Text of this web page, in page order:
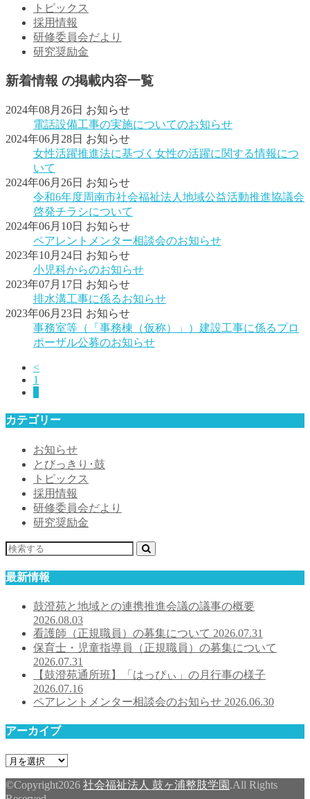
トピックス
採用情報
研修委員会だより
研究奨励金
新着情報 の掲載内容一覧
2024年08月26日 お知らせ
電話設備工事の実施についてのお知らせ
2024年06月28日 お知らせ
女性活躍推進法に基づく女性の活躍に関する情報につ
いて
2024年06月26日 お知らせ
令和6年度周南市社会福祉法人地域公益活動推進協議会
啓発チラシについて
2024年06月10日 お知らせ
ペアレントメンター相談会のお知らせ
2023年10月24日 お知らせ
小児科からのお知らせ
2023年07月17日 お知らせ
排水溝工事に係るお知らせ
2023年06月23日 お知らせ
事務室等（「事務棟（仮称）」）建設工事に係るプロ
ポーザル公募のお知らせ
<
1
カテゴリー
お知らせ
とびっきり･鼓
トピックス
採用情報
研修委員会だより
研究奨励金
最新情報
鼓澄苑と地域との連携推進会議の議事の概要
2026.08.03
看護師（正規職員）の募集について 2026.07.31
保育士・児童指導員（正規職員）の募集について
2026.07.31
【鼓澄苑通所班】「はっぴぃ」の月行事の様子
2026.07.16
ペアレントメンター相談会のお知らせ 2026.06.30
アーカイブ
ア
カ
©Copyright2026 社会福祉法人 鼓ヶ浦整肢学園 .All Rights